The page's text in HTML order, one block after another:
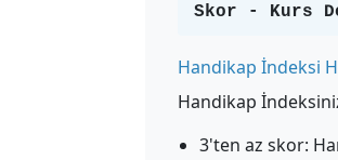
Skor - Kurs
Handikap İndeksi
Handikap
3'ten az skor: